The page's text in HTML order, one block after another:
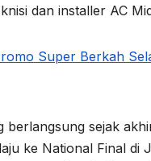
dan installer AC
Super Berkah
berlangsung sejak
ke National Final di